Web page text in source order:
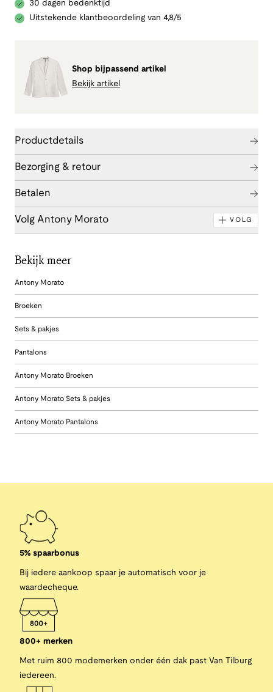
30 dagen bedenktijd
Uitstekende klantbeoordeling van 4,8/5
Shop bijpassend artikel
Bekijk artikel
Productdetails
Bezorging & retour
Betalen
Volg Antony Morato VOLG
Bekijk meer
Antony Morato
Broeken
Sets & pakjes
Pantalons
Antony Morato Broeken
Antony Morato Sets & pakjes
Antony Morato Pantalons
5% spaarbonus
Bij iedere aankoop spaar je automatisch voor je
waardecheque.
800+ merken
Met ruim 800 modemerken onder één dak past Van Tilburg
iedereen.